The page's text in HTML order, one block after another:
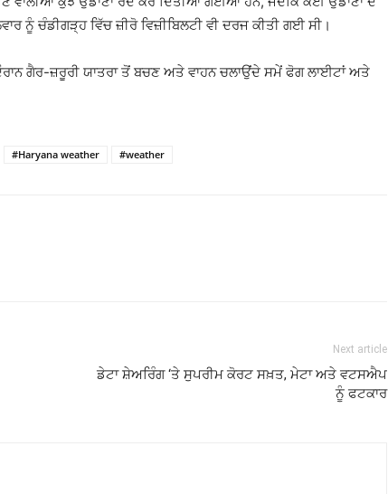
ਨੂੰ ਚੰਡੀਗੜ੍ਹ ਵਿੱਚ ਜ਼ੀਰੋ ਵਿਜ਼ੀਬਿਲਟੀ ਵੀ ਦਰਜ ਕੀਤੀ ਗਈ ਸੀ।
ਗੈਰ-ਜ਼ਰੂਰੀ ਯਾਤਰਾ ਤੋਂ ਬਚਣ ਅਤੇ ਵਾਹਨ ਚਲਾਉਂਦੇ ਸਮੇਂ ਫੋਗ ਲਾਈਟਾਂ ਅਤੇ
#Haryana weather #weather
Next article
ਡੇਟਾ ਸ਼ੇਅਰਿੰਗ ‘ਤੇ ਸੁਪਰੀਮ ਕੋਰਟ ਸਖ਼ਤ, ਮੇਟਾ ਅਤੇ ਵਟਸਐਪ
ਨੂੰ ਫਟਕਾਰ